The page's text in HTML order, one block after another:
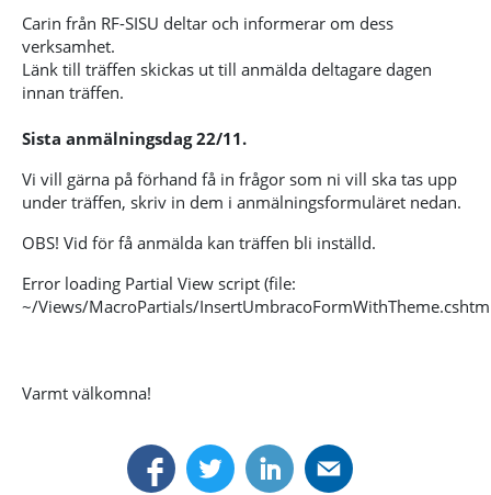
Carin från RF-SISU deltar och informerar om dess
verksamhet.
Länk till träffen skickas ut till anmälda deltagare dagen
innan träffen.
Sista anmälningsdag 22/11.
Vi vill gärna på förhand få in frågor som ni vill ska tas upp
under träffen, skriv in dem i anmälningsformuläret nedan.
OBS! Vid för få anmälda kan träffen bli inställd.
Error loading Partial View script (file:
~/Views/MacroPartials/
Varmt välkomna!